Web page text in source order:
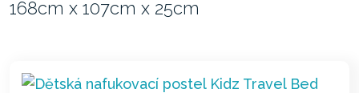
168cm x 107cm x 25cm